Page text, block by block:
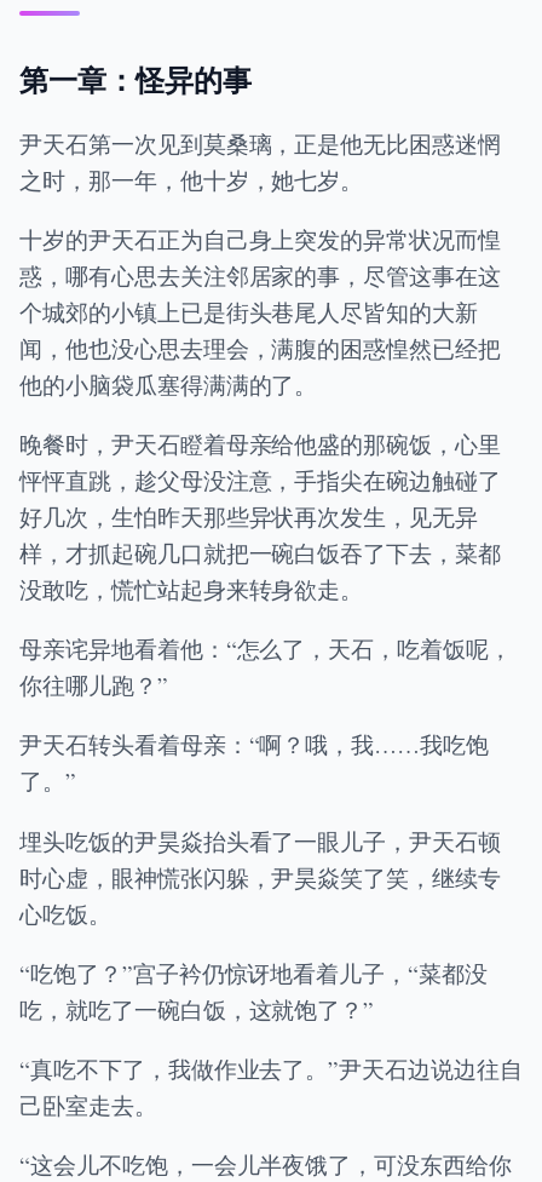
第一章：怪异的事
尹天石第一次见到莫桑璃，正是他无比困惑迷惘
之时，那一年，他十岁，她七岁。
十岁的尹天石正为自己身上突发的异常状况而惶
惑，哪有心思去关注邻居家的事，尽管这事在这
个城郊的小镇上已是街头巷尾人尽皆知的大新
闻，他也没心思去理会，满腹的困惑惶然已经把
他的小脑袋瓜塞得满满的了。
晚餐时，尹天石瞪着母亲给他盛的那碗饭，心里
怦怦直跳，趁父母没注意，手指尖在碗边触碰了
好几次，生怕昨天那些异状再次发生，见无异
样，才抓起碗几口就把一碗白饭吞了下去，菜都
没敢吃，慌忙站起身来转身欲走。
母亲诧异地看着他：“怎么了，天石，吃着饭呢，
你往哪儿跑？”
尹天石转头看着母亲：“啊？哦，我……我吃饱
了。”
埋头吃饭的尹昊焱抬头看了一眼儿子，尹天石顿
时心虚，眼神慌张闪躲，尹昊焱笑了笑，继续专
心吃饭。
“吃饱了？”宫子衿仍惊讶地看着儿子，“菜都没
吃，就吃了一碗白饭，这就饱了？”
“真吃不下了，我做作业去了。”尹天石边说边往自
己卧室走去。
“这会儿不吃饱，一会儿半夜饿了，可没东西给你